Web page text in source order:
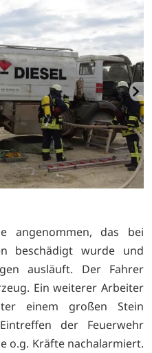
angenommen, das bei
beschädigt wurde und
ausläuft. Der Fahrer
Ein weiterer Arbeiter
einem großen Stein
der Feuerwehr
o.g. Kräfte nachalarmiert.